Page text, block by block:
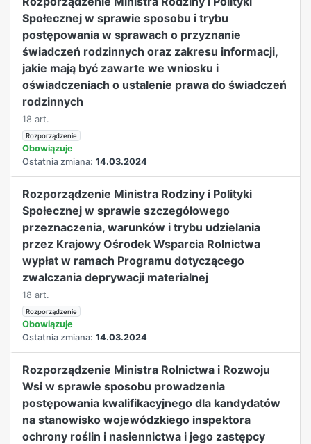
Społecznej w sprawie sposobu i trybu
postępowania w sprawach o przyznanie
świadczeń rodzinnych oraz zakresu informacji,
jakie mają być zawarte we wniosku i
oświadczeniach o ustalenie prawa do świadczeń
rodzinnych
18 art.
Rozporządzenie
Obowiązuje
Ostatnia zmiana: 14.03.2024
Rozporządzenie Ministra Rodziny i Polityki
Społecznej w sprawie szczegółowego
przeznaczenia, warunków i trybu udzielania
przez Krajowy Ośrodek Wsparcia Rolnictwa
wypłat w ramach Programu dotyczącego
zwalczania deprywacji materialnej
18 art.
Rozporządzenie
Obowiązuje
Ostatnia zmiana: 14.03.2024
Rozporządzenie Ministra Rolnictwa i Rozwoju
Wsi w sprawie sposobu prowadzenia
postępowania kwalifikacyjnego dla kandydatów
na stanowisko wojewódzkiego inspektora
ochrony roślin i nasiennictwa i jego zastępcy